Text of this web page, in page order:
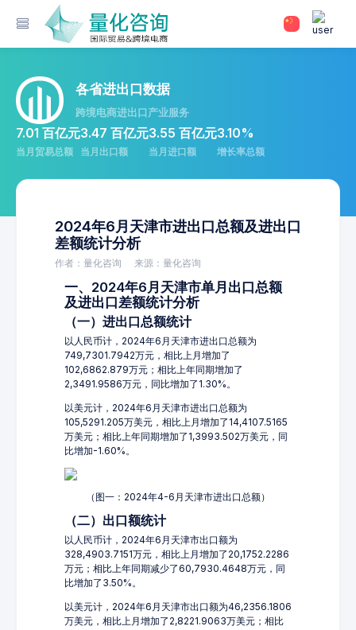
各省进出口数据
跨境电商进出口产业服务
7.01 百亿元
当月贸易总额
3.47 百亿元
当月出口额
3.55 百亿元
当月进口额
3.10%
增长率总额
2024年6月天津市进出口总额及进出口
差额统计分析
作者：量化咨询 来源：量化咨询
一、2024年6月天津市单月出口总额
及进出口差额统计分析
（一）进出口总额统计
以人民币计，2024年6月天津市进出口总额为
749,7301.7942万元，相比上月增加了
102,6862.879万元；相比上年同期增加了
2,3491.9586万元，同比增加了1.30%。
以美元计，2024年6月天津市进出口总额为
105,5291.205万美元，相比上月增加了14,4107.5165
万美元；相比上年同期增加了1,3993.502万美元，同
比增加-1.60%。
（图一：2024年4-6月天津市进出口总额）
（二）出口额统计
以人民币计，2024年6月天津市出口额为
328,4903.7151万元，相比上月增加了20,1752.2286
万元；相比上年同期减少了60,7930.4648万元，同
比增加了3.50%。
以美元计，2024年6月天津市出口额为46,2356.1806
万美元，相比上月增加了2,8221.9063万美元；相比